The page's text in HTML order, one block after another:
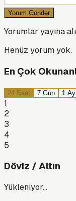
Yorum Gönder
Yorumlar yayına
Henüz yorum yok.
En Çok
24 Saat 7 Gün 1 Ay
1
2
3
4
5
Döviz / Altın
Yükleniyor…